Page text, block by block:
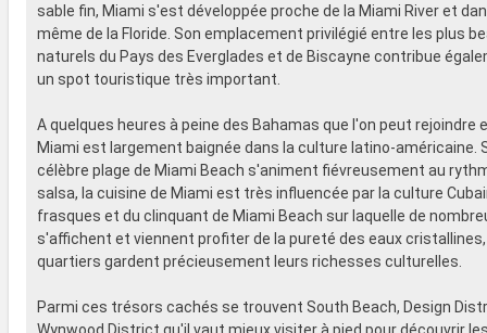
sable fin, Miami s'est développée proche de la Miami River et
même de la Floride. Son emplacement privilégié entre les plus
naturels du Pays des Everglades et de Biscayne contribue
un spot touristique très important.
A quelques heures à peine des Bahamas que l'on peut rejoindre
Miami est largement baignée dans la culture latino-américaine.
célèbre plage de Miami Beach s'animent fiévreusement au
salsa, la cuisine de Miami est très influencée par la culture
frasques et du clinquant de Miami Beach sur laquelle de
s'affichent et viennent profiter de la pureté des eaux
quartiers gardent précieusement leurs richesses culturelles.
Parmi ces trésors cachés se trouvent South Beach, Design